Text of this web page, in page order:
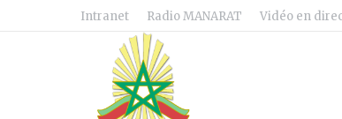
Intranet Radio MANARAT Vidéo en